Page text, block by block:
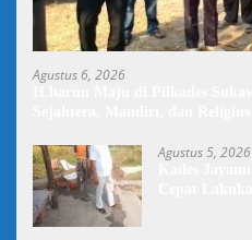
Agustus 6, 2026
Agustus 5, 2026